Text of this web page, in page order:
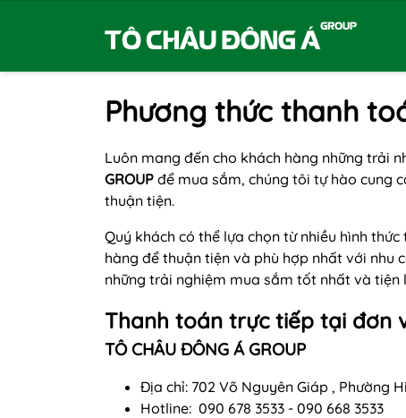
Phương thức thanh
Luôn mang đến cho khách hàng những trải
GROUP để mua sắm, chúng tôi tự hào cung
thuận tiện.
Quý khách có thể lựa chọn từ nhiều hình
hàng để thuận tiện và phù hợp nhất với nhu
những trải nghiệm mua sắm tốt nhất và tiện
Thanh toán trực tiếp tại đơn
TÔ CHÂU ĐÔNG Á GROUP
Địa chỉ: 702 Võ Nguyên Giáp , Phường
Hotline: 090 678 3533 - 090 668 3533